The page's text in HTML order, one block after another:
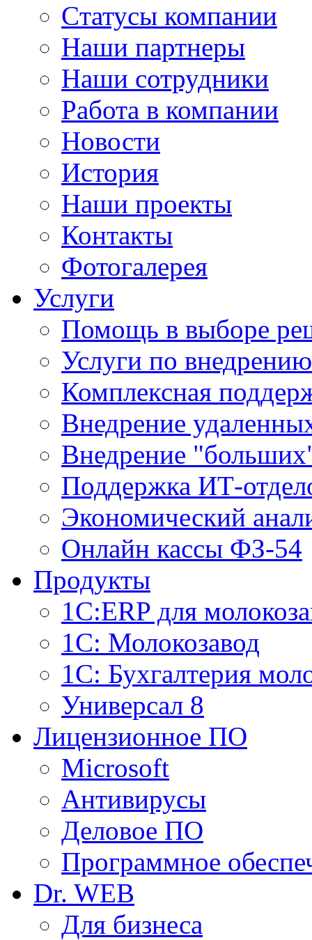
Cтатусы компании
Наши партнеры
Наши сотрудники
Работа в компании
Новости
История
Наши проекты
Контакты
Фотогалерея
Услуги
Помощь в выборе
Услуги по внедрению
Комплексная
Внедрение
Внедрение
Поддержка ИТ-
Экономический
Онлайн кассы ФЗ-54
Продукты
1С:ERP для
1C: Молокозавод
1С: Бухгалтерия
Универсал 8
Лицензионное ПО
Microsoft
Антивирусы
Деловое ПО
Программное
Dr. WEB
Для бизнеса